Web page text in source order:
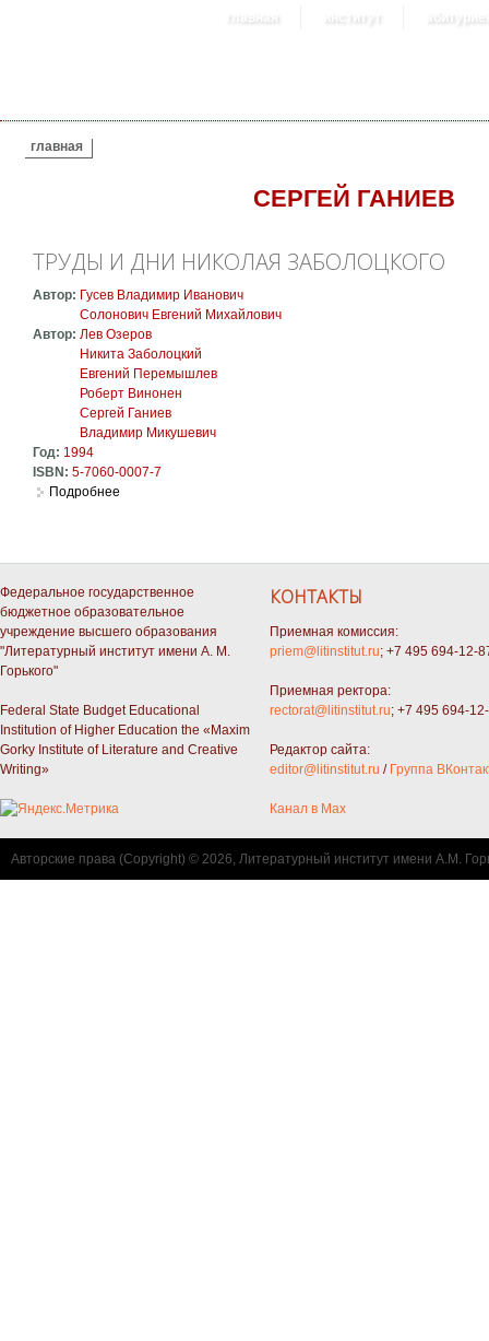
главная институт
ВЫ ЗДЕСЬ
главная
СЕРГЕЙ ГАНИЕВ
ТРУДЫ И ДНИ НИКОЛАЯ ЗАБОЛОЦКОГО
Автор: Гусев Владимир Иванович
Солонович Евгений Михайлович
Автор: Лев Озеров
Никита Заболоцкий
Евгений Перемышлев
Роберт Винонен
Сергей Ганиев
Владимир Микушевич
Год: 1994
ISBN: 5-7060-0007-7
Подробнее
Федеральное государственное
бюджетное образовательное
учреждение высшего образования
"Литературный институт имени А. М.
Горького"
Federal State Budget Educational
Institution of Higher Education the «Maxim
Gorky Institute of Literature and Creative
Writing»
КОНТАКТЫ
Приемная комиссия:
priem@litinstitut.ru; +7 495 694-12-
Приемная ректора:
rectorat@litinstitut.ru; +7 495 694-
Редактор сайта:
editor@litinstitut.ru / Группа
Канал в Max
Авторские права (Copyright) © 2026, Литературный институт имени А.М.